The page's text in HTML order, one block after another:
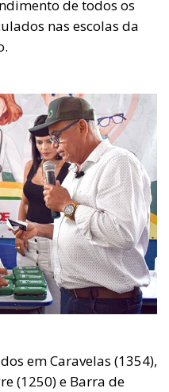
de todos os
nas escolas da
em Caravelas (1354),
(1250) e Barra de